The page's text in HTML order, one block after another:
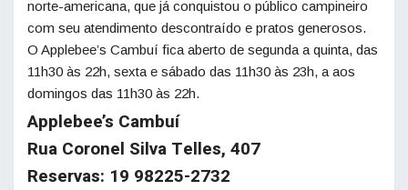
norte-americana, que já conquistou o público campineiro
com seu atendimento descontraído e pratos generosos.
O Applebee’s Cambuí fica aberto de segunda a quinta, das
11h30 às 22h, sexta e sábado das 11h30 às 23h, a aos
domingos das 11h30 às 22h.
Applebee’s Cambuí
Rua Coronel Silva Telles, 407
Reservas: 19 98225-2732